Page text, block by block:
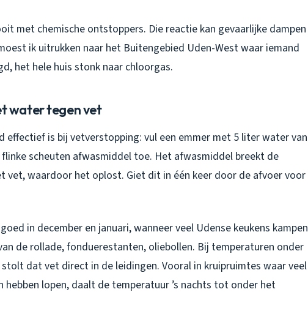
met chemische ontstoppers. Die reactie kan gevaarlijke dampen
ik uitrukken naar het Buitengebied Uden-West waar iemand
het hele huis stonk naar chloorgas.
water tegen vet
effectief is bij vetverstopping: vul een emmer met 5 liter water van
flinke scheuten afwasmiddel toe. Het afwasmiddel breekt de
vet, waardoor het oplost. Giet dit in één keer door de afvoer voor
in december en januari, wanneer veel Udense keukens kampen
de rollade, fonduerestanten, oliebollen. Bij temperaturen onder
stolt dat vet direct in de leidingen. Vooral in kruipruimtes waar veel
hebben lopen, daalt de temperatuur ’s nachts tot onder het